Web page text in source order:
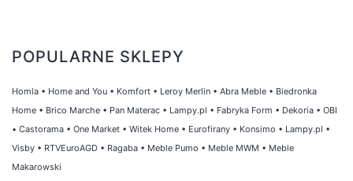
POPULARNE SKLEPY
Homla • Home and You • Komfort • Leroy Merlin • Abra Meble • Biedronka
Home • Brico Marche • Pan Materac • Lampy.pl • Fabryka Form • Dekoria • OBI
• Castorama • One Market • Witek Home • Eurofirany • Konsimo • Lampy.pl •
Visby • RTVEuroAGD • Ragaba • Meble Pumo • Meble MWM • Meble
Makarowski